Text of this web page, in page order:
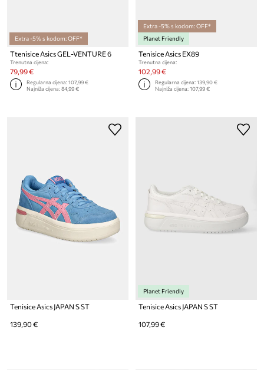
Extra -5% s kodom: OFF*
Ttenisice Asics GEL-VENTURE 6
Trenutna cijena:
79,99 €
Regularna cijena:107,99 €
Najniža cijena:84,99 €
Extra -5% s kodom: OFF*
Planet Friendly
Tenisice Asics EX89
Trenutna cijena:
102,99 €
Regularna cijena:139,90 €
Najniža cijena:107,99 €
Tenisice Asics JAPAN S ST
139,90 €
Planet Friendly
Tenisice Asics JAPAN S ST
107,99 €